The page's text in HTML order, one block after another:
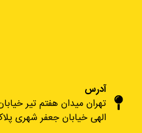
آدرس
تهران میدان هفتم تیر
الهی خیابان جعفر شهری پلاک 39